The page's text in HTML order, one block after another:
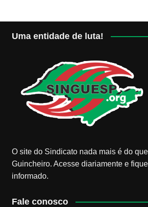
Uma entidade de luta!
O site do Sindicato nada mais é do
Guincheiro. Acesse diariamente e
informado.
Fale conosco